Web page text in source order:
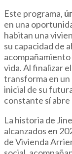
Este programa,
en una
habitan una
su capacidad de
acompañamiento
vida. Al finalizar
transforma en un
inicial de su
constante sí abre
La historia de
alcanzados en
de Vivienda